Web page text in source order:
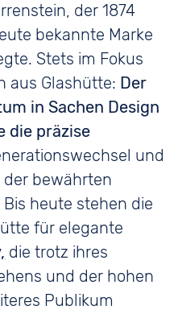
der 1874
bekannte Marke
Stets im Fokus
aus Glashütte: Der
in Sachen Design
die präzise
und
bewährten
heute stehen die
für elegante
die trotz ihres
und der hohen
Publikum